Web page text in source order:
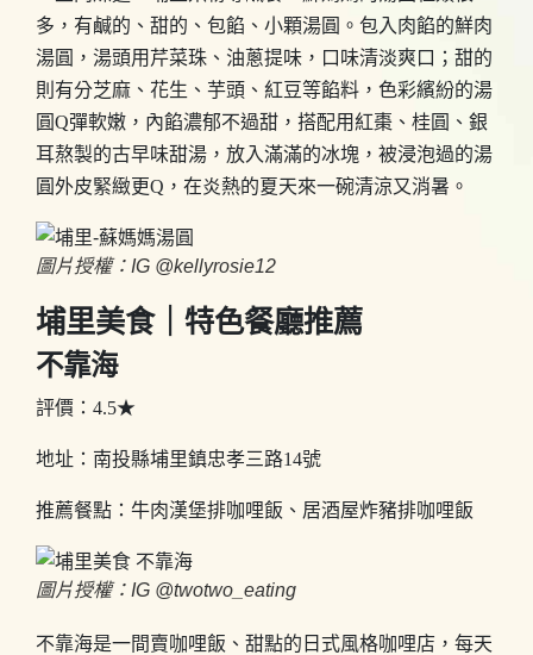
多，有鹹的、甜的、包餡、小顆湯圓。包入肉餡的鮮肉
湯圓，湯頭用芹菜珠、油蔥提味，口味清淡爽口；甜的
則有分芝麻、花生、芋頭、紅豆等餡料，色彩繽紛的湯
圓Q彈軟嫩，內餡濃郁不過甜，搭配用紅棗、桂圓、銀
耳熬製的古早味甜湯，放入滿滿的冰塊，被浸泡過的湯
圓外皮緊緻更Q，在炎熱的夏天來一碗清涼又消暑。
圖片授權：IG @kellyrosie12
埔里美食｜特色餐廳推薦
不靠海
評價：4.5★
地址：南投縣埔里鎮忠孝三路14號
推薦餐點：牛肉漢堡排咖哩飯、居酒屋炸豬排咖哩飯
圖片授權：IG @twotwo_eating
不靠海是一間賣咖哩飯、甜點的日式風格咖哩店，每天